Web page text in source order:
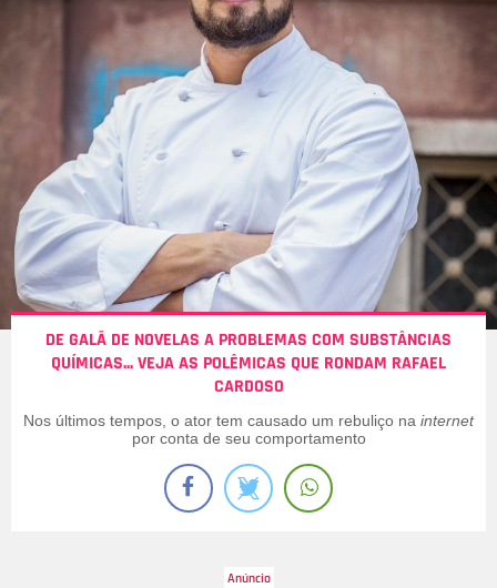
DE GALÃ DE NOVELAS A PROBLEMAS COM SUBSTÂNCIAS
QUÍMICAS... VEJA AS POLÊMICAS QUE RONDAM RAFAEL
CARDOSO
Nos últimos tempos, o ator tem causado um rebuliço na internet
por conta de seu comportamento